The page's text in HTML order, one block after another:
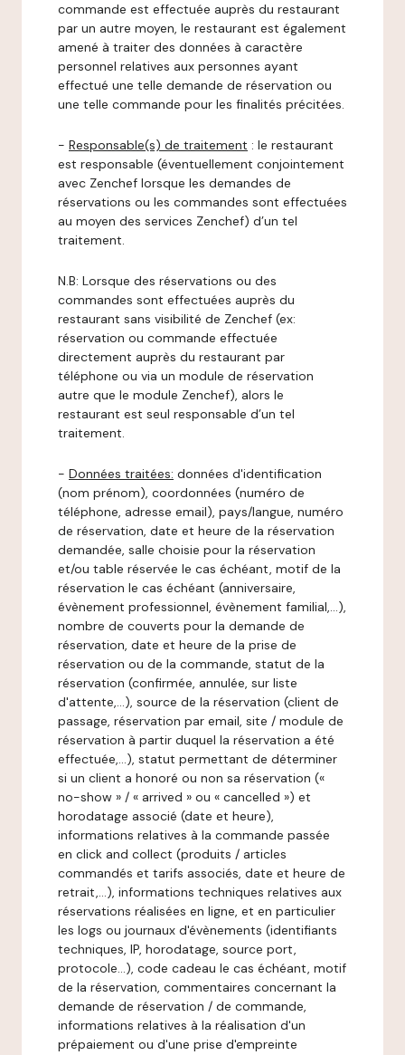
commande est effectuée auprès du restaurant
par un autre moyen, le restaurant est également
amené à traiter des données à caractère
personnel relatives aux personnes ayant
effectué une telle demande de réservation ou
une telle commande pour les finalités précitées.
- Responsable(s) de traitement : le restaurant
est responsable (éventuellement conjointement
avec Zenchef lorsque les demandes de
réservations ou les commandes sont effectuées
au moyen des services Zenchef) d’un tel
traitement.
N.B: Lorsque des réservations ou des
commandes sont effectuées auprès du
restaurant sans visibilité de Zenchef (ex:
réservation ou commande effectuée
directement auprès du restaurant par
téléphone ou via un module de réservation
autre que le module Zenchef), alors le
restaurant est seul responsable d’un tel
traitement.
- Données traitées: données d'identification
(nom prénom), coordonnées (numéro de
téléphone, adresse email), pays/langue, numéro
de réservation, date et heure de la réservation
demandée, salle choisie pour la réservation
et/ou table réservée le cas échéant, motif de la
réservation le cas échéant (anniversaire,
évènement professionnel, évènement familial,…),
nombre de couverts pour la demande de
réservation, date et heure de la prise de
réservation ou de la commande, statut de la
réservation (confirmée, annulée, sur liste
d'attente,…), source de la réservation (client de
passage, réservation par email, site / module de
réservation à partir duquel la réservation a été
effectuée,…), statut permettant de déterminer
si un client a honoré ou non sa réservation («
no-show » / « arrived » ou « cancelled ») et
horodatage associé (date et heure),
informations relatives à la commande passée
en click and collect (produits / articles
commandés et tarifs associés, date et heure de
retrait,…), informations techniques relatives aux
réservations réalisées en ligne, et en particulier
les logs ou journaux d'évènements (identifiants
techniques, IP, horodatage, source port,
protocole…), code cadeau le cas échéant, motif
de la réservation, commentaires concernant la
demande de réservation / de commande,
informations relatives à la réalisation d'un
prépaiement ou d'une prise d'empreinte